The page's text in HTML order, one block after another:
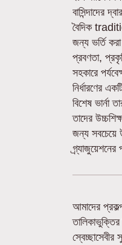
বাসিন্দাদের
বৈদিক
জন্য ভর্তি করা
প্রবণতা,
সহকারে
নির্ধারণের
বিশেষ ভার্না
তাদের
জন্য
আমাদের
তালিকাভুক্তির